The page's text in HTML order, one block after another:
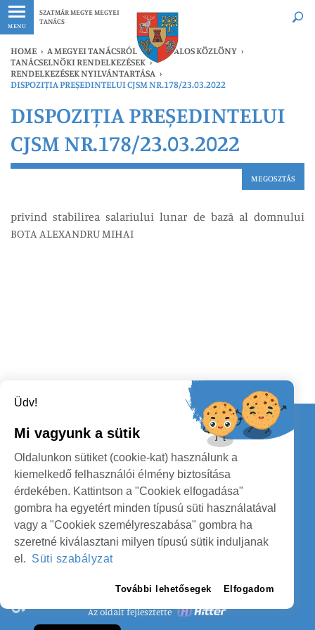
MENU
SZATMÁR MEGYE MEGYEI
TANÁCS
Legfrissebb Bármikor
HOME › A MEGYEI TANÁCSRÓL › HIVATALOS KÖZLÖNY ›
TANÁCSELNÖKI RENDELKEZÉSEK ›
RENDELKEZÉSEK NYILVÁNTARTÁSA ›
DISPOZIȚIA PREȘEDINTELUI CJSM NR.178/23.03.2022
DISPOZIȚIA PREȘEDINTELUI
CJSM NR.178/23.03.2022
MEGOSZTÁS
privind stabilirea salariului lunar de bază al domnului
BOTA ALEXANDRU MIHAI
SZEMÉLYES ADATOK VÉDELME
Az oldalt fejlesztette
SZATMÁR MEGYE MEGYEI TANÁCS
Kapcsolat
KÖVESSENEK
Üdv!
Mi vagyunk a sütik
Oldalunkon sütiket (cookie-kat) használunk a
kiemelkedő felhasználói élmény biztosítása
érdekében. Kattintson a "Cookiek elfogadása"
gombra ha egyetért minden típusú süti használatával
vagy a "Cookiek személyreszabása" gombra ha
szeretné kiválasztani milyen típusú sütik induljanak
el. Süti szabályzat
További lehetősegek Elfogadom